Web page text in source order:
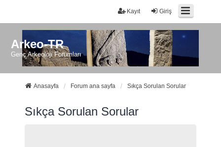
Giriş
Kayıt
Arkeo-TR
Genç Arkeoloji Forumları
Anasayfa Forum ana sayfa Sıkça Sorulan Sorular
Sıkça Sorulan Sorular